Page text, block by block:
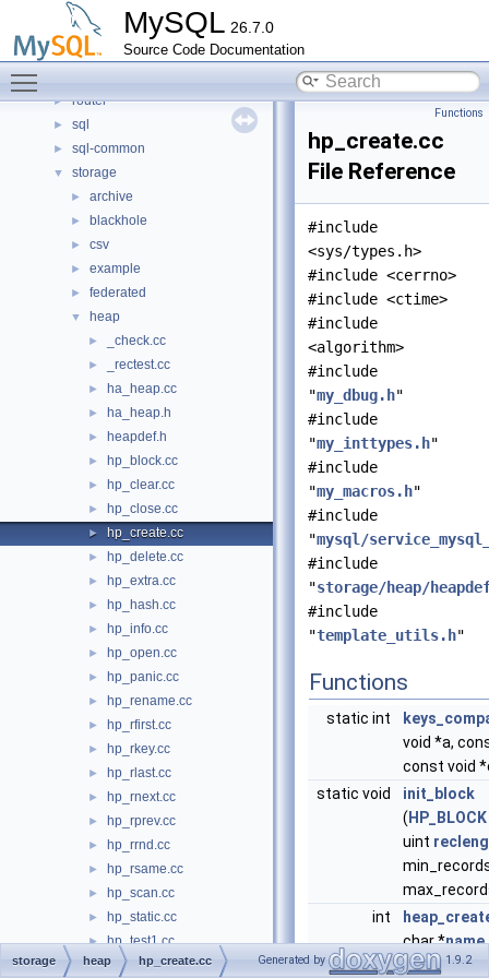
MySQL 26.7.0
Source Code Documentation
libservices
mysql-test
► mysys
► router
► sql
► sql-common
▼ storage
► archive
► blackhole
► csv
► example
► federated
▼ heap
► _check.cc
► _rectest.cc
► ha_heap.cc
► ha_heap.h
► heapdef.h
► hp_block.cc
► hp_clear.cc
► hp_close.cc
► hp_create.cc
► hp_delete.cc
► hp_extra.cc
► hp_hash.cc
► hp_info.cc
► hp_open.cc
► hp_panic.cc
► hp_rename.cc
► hp_rfirst.cc
► hp_rkey.cc
► hp_rlast.cc
► hp_rnext.cc
► hp_rprev.cc
► hp_rrnd.cc
► hp_rsame.cc
► hp_scan.cc
► hp_static.cc
► hp_test1.cc
► hp_test2.cc
Functions
hp_create.cc
File Reference
#include
<sys/types.h>
#include <cerrno>
#include <ctime>
#include
<algorithm>
#include
"my_dbug.h"
#include
"my_inttypes.h"
#include
"my_macros.h"
#include
"mysql/
#include
"storage/heap/
#include
"template_utils.h"
Functions
static int
void *a,
const void
static void
init_block
( HP_BLOCK
uint
int
char *name,
storage heap hp_create.cc Generated by 1.9.2